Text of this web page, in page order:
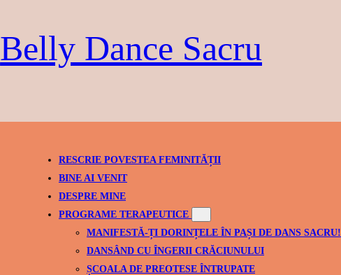
Belly Dance Sacru
RESCRIE POVESTEA FEMINITĂȚII
BINE AI VENIT
DESPRE MINE
PROGRAME TERAPEUTICE
MANIFESTĂ-ȚI DORINȚELE ÎN PAȘI DE DANS SACRU!
DANSÂND CU ÎNGERII CRĂCIUNULUI
ȘCOALA DE PREOTESE ÎNTRUPATE